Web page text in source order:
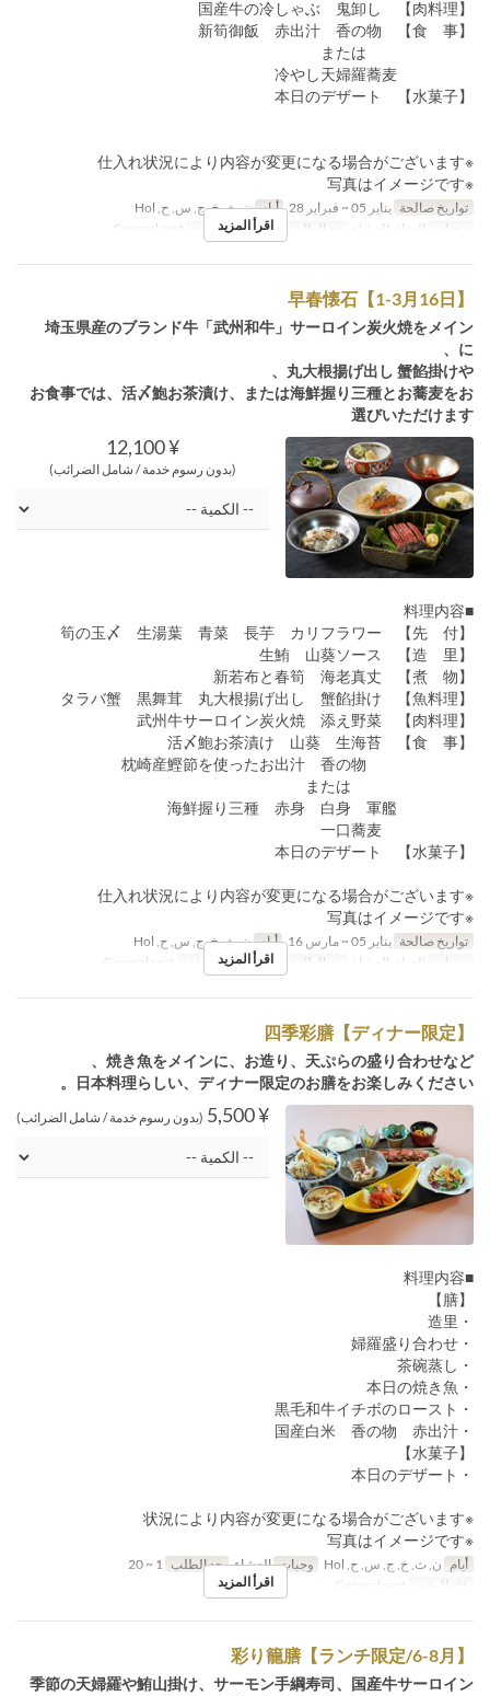
【肉料理】 国産牛の冷しゃぶ 鬼卸し
【食 事】 新筍御飯 赤出汁 香の物
【水菓子】 本日のデザート
※仕入れ状況により内容が変更になる場合がございます
※写真はイメージです
تواريخ صالحة يناير 05 ~ فبراير 28 أيام ن, ث, خ, ج, س, ح, Hol
وجبات
الغداء, العشاء حد الطلب ~ 20 فئة المقعد
اقرأ المزيد
早春懐石【1-3月16日】
埼玉県産のブランド牛「武州和牛」サーロイン炭火焼をメイン
に、
丸大根揚げ出し 蟹餡掛けや、
お食事では、活〆鮑お茶漬け、または海鮮握り三種とお蕎麦をお
選びいただけます
¥ 12,100
(بدون رسوم خدمة / شامل الضرائب)
■料理内容
【先 付】 筍の玉〆 生湯葉 青菜 長芋 カリフラワー
【造 里】 生鮪 山葵ソース
【煮 物】 新若布と春筍 海老真丈
【魚料理】 タラバ蟹 黒舞茸 丸大根揚げ出し 蟹餡掛け
【肉料理】 武州牛サーロイン炭火焼 添え野菜
【食 事】 活〆鮑お茶漬け 山葵 生海苔
【水菓子】 本日のデザート
※仕入れ状況により内容が変更になる場合がございます
※写真はイメージです
تواريخ صالحة يناير 05 ~ مارس 16 أيام ن, ث, خ, ج, س, ح, Hol
وجبات
الغداء, العشاء حد الطلب فئة المقعداقرأ المزيد
四季彩膳【ディナー限定】
焼き魚をメインに、お造り、天ぷらの盛り合わせなど、
日本料理らしい、ディナー限定のお膳をお楽しみください。
¥ 5,500 (بدون رسوم خدمة / شامل الضرائب)
■料理内容
【膳】
・造里
・婦羅盛り合わせ
・茶碗蒸し
・本日の焼き魚
・黒毛和牛イチボのロースト
・国産白米 香の物 赤出汁
【水菓子】
・本日のデザート
※状況により内容が変更になる場合がございます
※写真はイメージです
أيام ن, ث, خ, ج, س, ح, Hol وجبات العشاء حد الطلب
فئة المقعد
اقرأ المزيد
彩り籠膳【ランチ限定/6-8月】
季節の天婦羅や鮪山掛け、サーモン手綱寿司、国産牛サーロイン